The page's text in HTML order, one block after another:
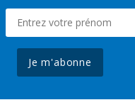
Je m'abonne